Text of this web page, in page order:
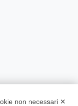
non necessari ✕